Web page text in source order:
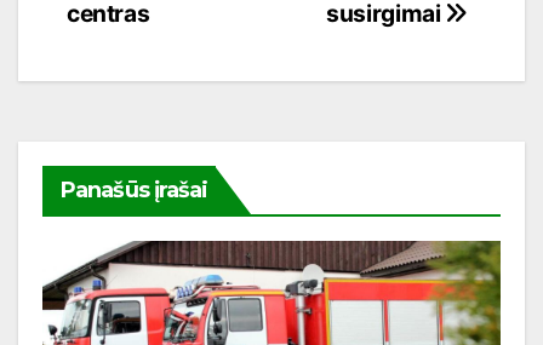
susirgimai
centras
Panašūs įrašai